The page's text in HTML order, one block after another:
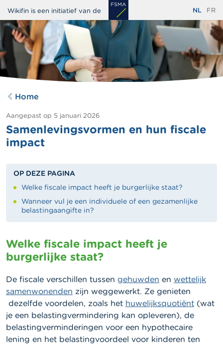
Overslaan
en
naar
de
inhoud
gaan
Wikifin is een initiatief van de NL FR
Home
Aangepast op 5 januari 2026
Samenlevingsvormen en hun fiscale
impact
OP DEZE PAGINA
Welke fiscale impact heeft je burgerlijke staat?
Wanneer vul je een individuele of een gezamenlijke
belastingaangifte in?
Welke fiscale impact heeft je
burgerlijke staat?
De fiscale verschillen tussen gehuwden en wettelijk
samenwonenden zijn weggewerkt. Ze genieten
dezelfde voordelen, zoals het huwelijksquotiënt (wat
je een belastingvermindering kan opleveren), de
belastingverminderingen voor een hypothecaire
lening en het belastingvoordeel voor kinderen ten